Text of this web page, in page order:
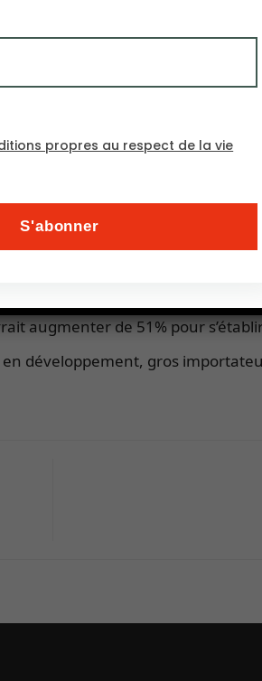
mondiales de
du renchérissement du
du blé américain est resté
augmenter de 51% pour
développement, gros
propres au respect de la vie